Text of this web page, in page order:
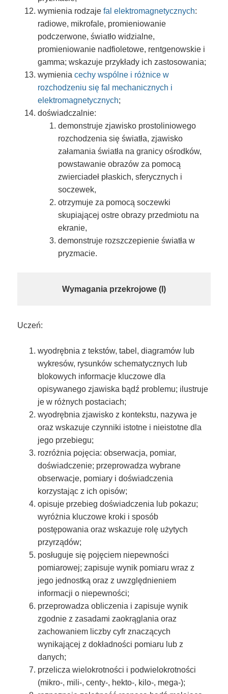
wymienia rodzajefal elektromagnetycznych:
radiowe, mikrofale, promieniowanie
podczerwone, światło widzialne,
promieniowanie nadfioletowe, rentgenowskie i
gamma; wskazuje przykłady ich zastosowania;
wymieniacechy wspólne i różnice w
rozchodzeniu się fal mechanicznych i
elektromagnetycznych;
doświadczalnie:
demonstruje zjawisko prostoliniowego
rozchodzenia się światła, zjawisko
załamania światła na granicy ośrodków,
powstawanie obrazów za pomocą
zwierciadeł płaskich, sferycznych i
soczewek,
otrzymuje za pomocą soczewki
skupiającej ostre obrazy przedmiotu na
ekranie,
demonstruje rozszczepienie światła w
pryzmacie.
Wymagania przekrojowe (I)
Uczeń:
wyodrębnia z tekstów, tabel, diagramów lub
wykresów, rysunków schematycznych lub
blokowych informacje kluczowe dla
opisywanego zjawiska bądź problemu; ilustruje
je w różnych postaciach;
wyodrębnia zjawisko z kontekstu, nazywa je
oraz wskazuje czynniki istotne i nieistotne dla
jego przebiegu;
rozróżnia pojęcia: obserwacja, pomiar,
doświadczenie; przeprowadza wybrane
obserwacje, pomiary i doświadczenia
korzystając z ich opisów;
opisuje przebieg doświadczenia lub pokazu;
wyróżnia kluczowe kroki i sposób
postępowania oraz wskazuje rolę użytych
przyrządów;
posługuje się pojęciem niepewności
pomiarowej; zapisuje wynik pomiaru wraz z
jego jednostką oraz z uwzględnieniem
informacji o niepewności;
przeprowadza obliczenia i zapisuje wynik
zgodnie z zasadami zaokrąglania oraz
zachowaniem liczby cyfr znaczących
wynikającej z dokładności pomiaru lub z
danych;
przelicza wielokrotności i podwielokrotności
(mikro-, mili-, centy-, hekto-, kilo-, mega-);